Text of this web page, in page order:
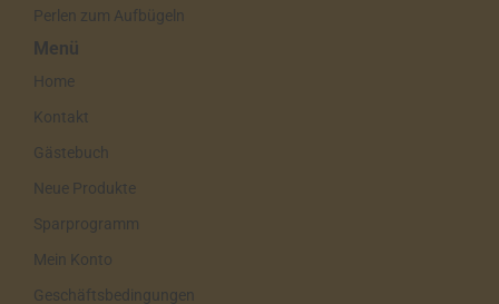
Perlen zum Aufbügeln
Menü
Home
Kontakt
Gästebuch
Neue Produkte
Sparprogramm
Mein Konto
Geschäftsbedingungen